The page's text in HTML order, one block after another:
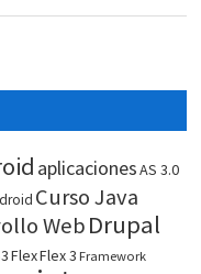
aplicacionesAS 3.0
Curso Java
WebDrupal
FlexFlex 3 Framework